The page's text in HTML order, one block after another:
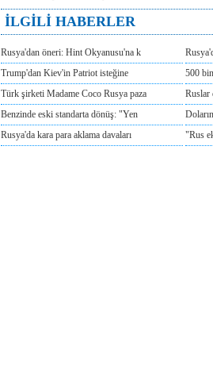
İLGİLİ HABERLER
Rusya'dan öneri: Hint Okyanusu'na k
Trump'dan Kiev'in Patriot isteğine
500
Türk şirketi Madame Coco Rusya paza
Ruslar
Benzinde eski standarta dönüş: "Yen
Rusya'da kara para aklama davaları
"Rus